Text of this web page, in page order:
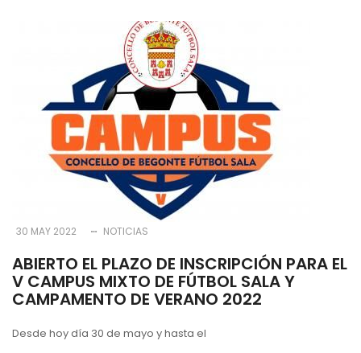
30 MAY 2022 NOTICIAS
ABIERTO EL PLAZO DE INSCRIPCIÓN PARA EL
V CAMPUS MIXTO DE FÚTBOL SALA Y
CAMPAMENTO DE VERANO 2022
Desde hoy día 30 de mayo y hasta el